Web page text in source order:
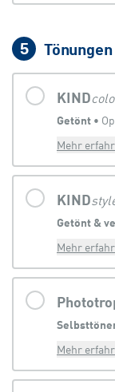
5 Tönungen
KIND
Getönt •
Mehr
KIND
Getönt &
Mehr
Mehr